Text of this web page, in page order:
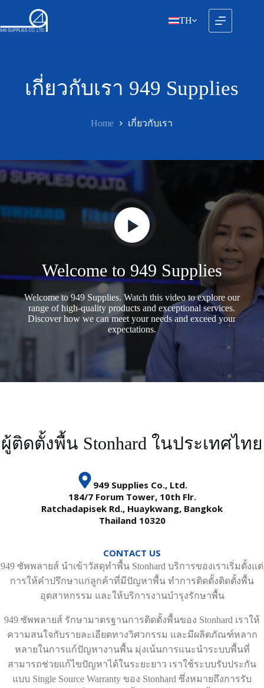
content
TH
เกี่ยวกับเรา 949 Supplies
Home เกี่ยวกับเรา
Welcome to 949 Supplies
Welcome to 949 Supplies. Watch this video to explore our
range of high-quality products and exceptional services.
Discover how we can meet your needs and exceed your
expectations.
ผู้ติดตั้งพื้น Stonhard ในประเทศไทย
949 Supplies Co., Ltd.
184/7 Forum Tower, 10th Flr.
Ratchadapisek Rd., Huaykwang, Bangkok
Thailand 10320
CONTACT US
949 ซัพพลายส์ นำเข้าวัสดุทำพื้น Stonhard บริการของเราเริ่มตั้งแต่
การให้คำปรึกษาแก่ลูกค้าที่มีปัญหาพื้น ทำการติดตั้งติดตั้งพื้น
อุตสาหกรรม และให้บริการงานบำรุงรักษาพื้น
949 ซัพพลายส์ รักษามาตรฐานการติดตั้งพื้นของ Stonhard เราให้
ความสนใจกับรายละเอียดทางวิศวกรรม และมีผลิตภัณฑ์หลาก
หลายในการแก้ปัญหางานพื้น มุ่งเน้นการแนะนำระบบพื้นที่
สามารถช่วยแก้ไขปัญหาได้ในระยะยาว เราใช้ระบบรับประกัน
แบบ Single Source Warranty ของ Stonhard ซึ่งหมายถึงการรับ